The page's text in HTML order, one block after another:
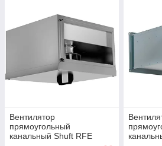
Вентилятор
прямоугольный
канальный Shuft RFE